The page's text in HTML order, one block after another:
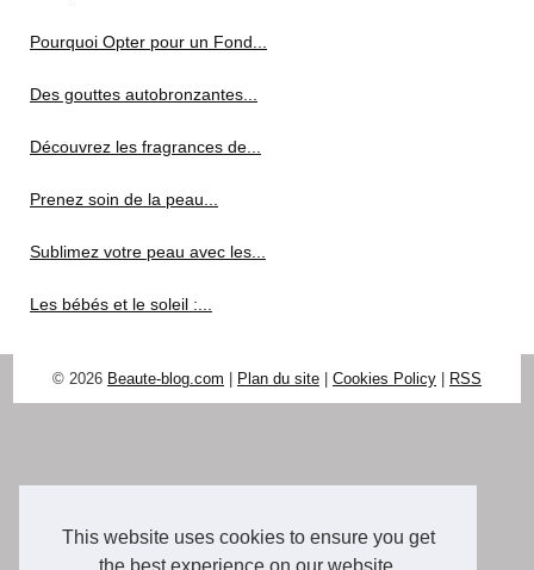
This website uses cookies to ensure you get
Pourquoi Opter pour un Fond...
Des gouttes autobronzantes...
Découvrez les fragrances de...
Prenez soin de la peau...
Sublimez votre peau avec les...
Les bébés et le soleil :...
© 2026 Beaute-blog.com | Plan du site | Cookies Policy | RSS